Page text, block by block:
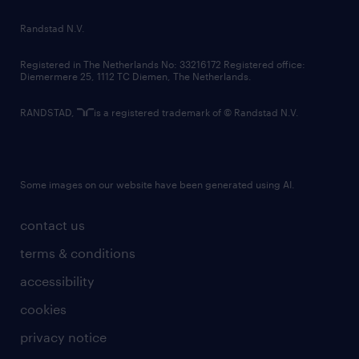
country websites
contact us
terms & conditions
accessibility
cookies
privacy notice
Randstad N.V.
Registered in The Netherlands No: 33216172 Registered office:
Diemermere 25, 1112 TC Diemen, The Netherlands.
RANDSTAD, is a registered trademark of © Randstad N.V.
Some images on our website have been generated using AI.